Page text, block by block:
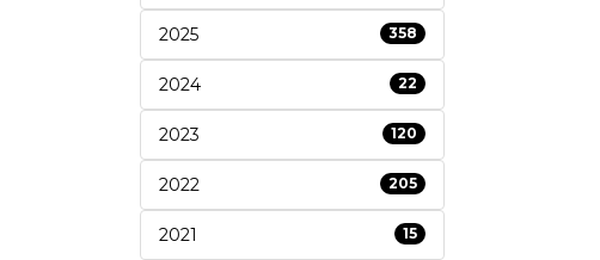
2025 358
2024 22
2023 120
2022 205
2021 15